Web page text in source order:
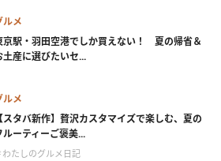
ルメ
京駅・羽田空港でしか買えない！ 夏の帰省＆
土産に選びたいセ...
ルメ
【スタバ新作】贅沢カスタマイズで楽しむ、夏の
ルーティーご褒美...
わたしのグルメ日記